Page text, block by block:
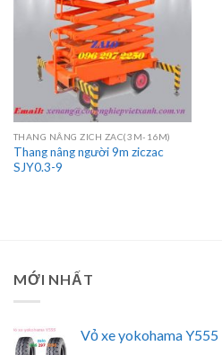
THANG NÂNG ZICH ZAC(3M-16M)
Thang nâng người 9m ziczac
SJY0.3-9
MỚI NHẤT
Vỏ xe yokohama Y555